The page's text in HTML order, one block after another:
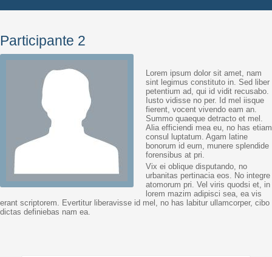
Participante 2
Lorem ipsum dolor sit amet, nam
sint legimus constituto in. Sed liber
petentium ad, qui id vidit recusabo.
Iusto vidisse no per. Id mel iisque
fierent, vocent vivendo eam an.
Summo quaeque detracto et mel.
Alia efficiendi mea eu, no has etiam
consul luptatum. Agam latine
bonorum id eum, munere splendide
forensibus at pri.
Vix ei oblique disputando, no
urbanitas pertinacia eos. No integre
atomorum pri. Vel viris quodsi et, in
lorem mazim adipisci sea, ea vis
erant scriptorem. Evertitur liberavisse id mel, no has labitur ullamcorper, cibo
dictas definiebas nam ea.